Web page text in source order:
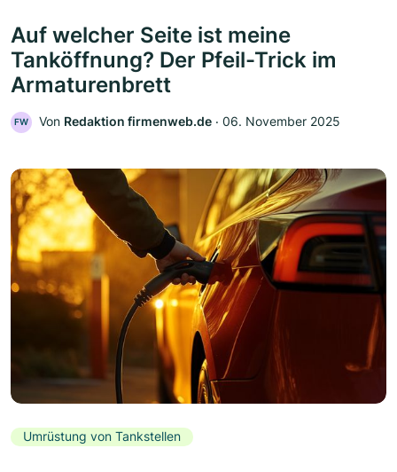
Auf welcher Seite ist meine
Tanköffnung? Der Pfeil-Trick im
Armaturenbrett
FW Von Redaktion firmenweb.de ‧ 06. November 2025
Umrüstung von Tankstellen